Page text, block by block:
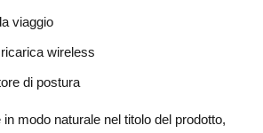
viaggio
wireless
di postura
modo naturale nel titolo del prodotto,